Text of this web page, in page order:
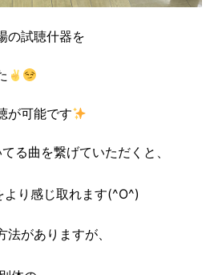
の試聴什器を
が可能です
る曲を繋げていただくと、
より感じ取れます(^O^)
がありますが、